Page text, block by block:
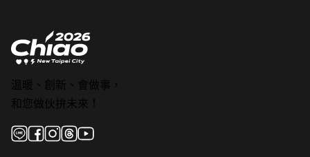
溫暖、創新、會做事，
和您做伙拚未來！